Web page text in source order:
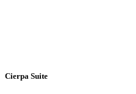
Cierpa Suite